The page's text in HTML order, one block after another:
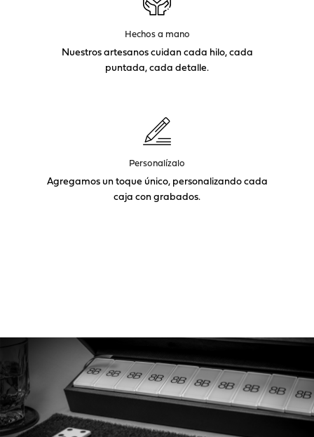
Hechos a mano
Nuestros artesanos cuidan cada hilo, cada
puntada, cada detalle.
Personalízalo
Agregamos un toque único, personalizando cada
caja con grabados.